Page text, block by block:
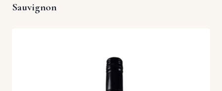
Sauvignon